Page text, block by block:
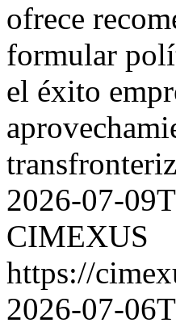
ofrece
formular
el éxito
2026-07-
CIMEXUS
https://
2026-07-